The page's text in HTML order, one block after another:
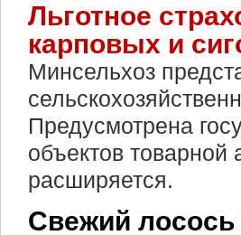
Льготное
карповых и
Минсельхоз
Предусмотрена
объектов товарной
расширяется.
Свежий лосось